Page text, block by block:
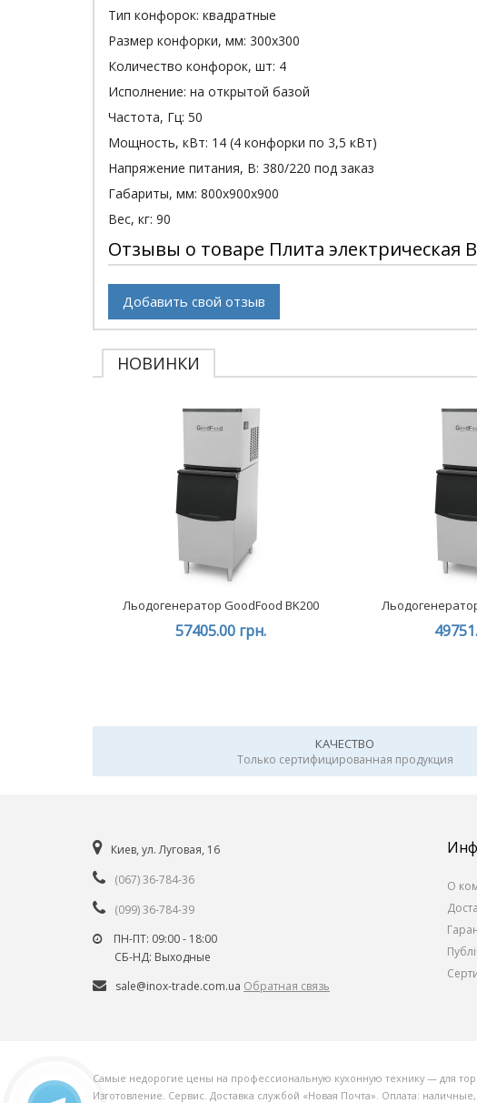
Тип конфорок: квадратные
Размер конфорки, мм: 300х300
Количество конфорок, шт: 4
Исполнение: на открытой базой
Частота, Гц: 50
Мощность, кВт: 14 (4 конфорки по 3,5 кВт)
Напряжение питания, В: 380/220 под заказ
Габариты, мм: 800х900х900
Вес, кг: 90
Отзывы о товаре Плита электрическая
Добавить свой отзыв
НОВИНКИ
Льодогенератор GoodFood BK200
57405.00 грн.
КАЧЕСТВО
Только сертифицированная продукция
Киев, ул. Луговая, 16
(067) 36-784-36
(099) 36-784-39
ПН-ПТ: 09:00 - 18:00
СБ-НД: Выходные
sale@inox-trade.com.ua Обратная связь
О
Самые недорогие цены на профессиональную кухонную технику — для
Изготовление. Сервис. Доставка службой «Новая Почта». Оплата: